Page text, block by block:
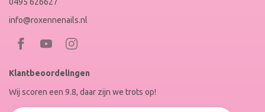
0495 626627
info@roxennenails.nl
Bezoek
Facebook
op
Instagram
Klantbeoordelingen
Wij scoren een 9.8, daar zijn we trots op!